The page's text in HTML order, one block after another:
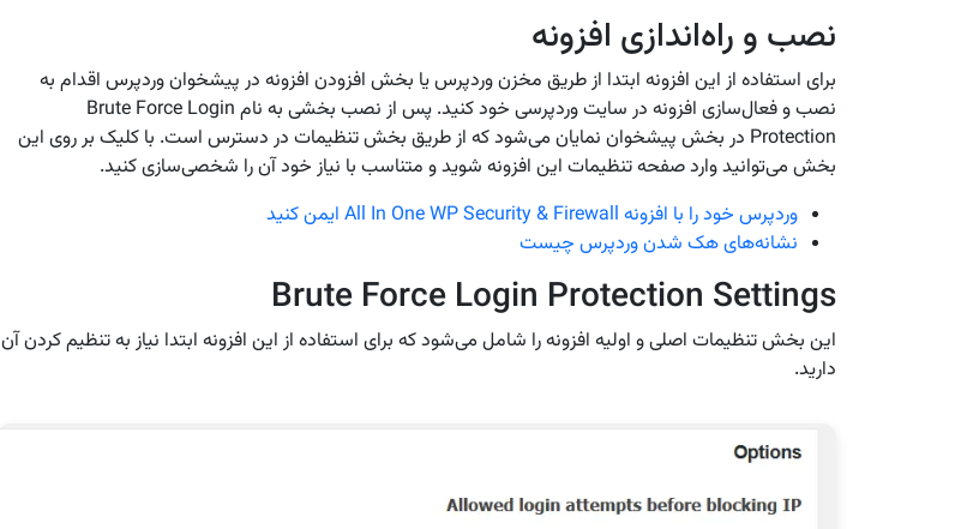
نصب و راه‌اندازی افزونه
برای استفاده از این افزونه ابتدا از طریق مخزن وردپرس یا بخش افزودن افزونه در پیشخوان وردپرس اقدام به
نصب و فعال‌سازی افزونه در سایت وردپرسی خود کنید. پس از نصب بخشی به نام Brute Force Login
Protection در بخش پیشخوان نمایان می‌شود که از طریق بخش تنظیمات در دسترس است. با کلیک بر روی این
بخش می‌توانید وارد صفحه تنظیمات این افزونه شوید و متناسب با نیاز خود آن را شخصی‌سازی کنید.
وردپرس خود را با افزونه All In One WP Security & Firewall ایمن کنید
نشانه‌های هک شدن وردپرس چیست
Brute Force Login Protection Settings
این بخش تنظیمات اصلی و اولیه افزونه را شامل می‌شود که برای استفاده از این افزونه ابتدا نیاز به تنظیم کردن آن
دارید.